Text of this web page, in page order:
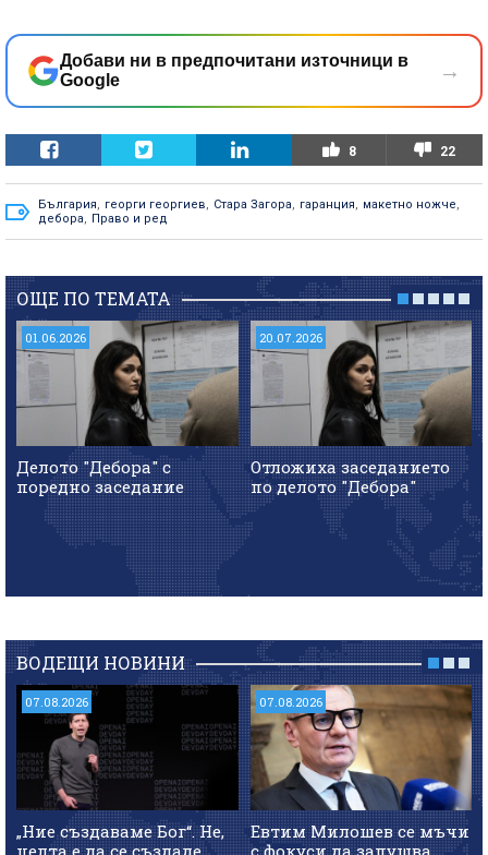
Добави ни в предпочитани източници в
Google
→
8 22
България, георги георгиев, Стара Загора, гаранция, макетно ножче,
дебора, Право и ред
ОЩЕ ПО ТЕМАТА
01.06.2026
Делото "Дебора" с
поредно заседание
20.07.2026
Отложиха заседанието
по делото "Дебора"
ВОДЕЩИ НОВИНИ
07.08.2026
„Ние създаваме Бог“. Не,
целта е да се създаде
07.08.2026
Евтим Милошев се мъчи
с фокуси да запушва